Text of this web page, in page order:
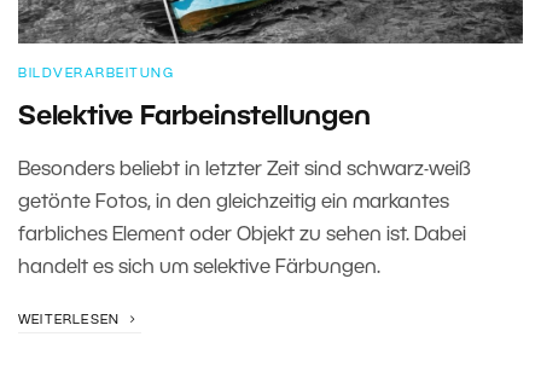
BILDVERARBEITUNG
Selektive Farbeinstellungen
Besonders beliebt in letzter Zeit sind schwarz-weiß
getönte Fotos, in den gleichzeitig ein markantes
farbliches Element oder Objekt zu sehen ist. Dabei
handelt es sich um selektive Färbungen.
WEITERLESEN